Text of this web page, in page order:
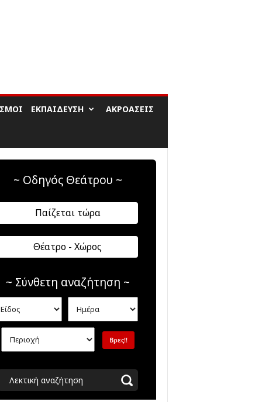
ΕΚΠΑΊΔΕΥΣΗ ΑΚΡΟΆΣΕΙΣ
~ Οδηγός Θεάτρου ~
Παίζεται τώρα
Θέατρο - Χώρος
~ Σύνθετη αναζήτηση ~
Λεκτική αναζήτηση